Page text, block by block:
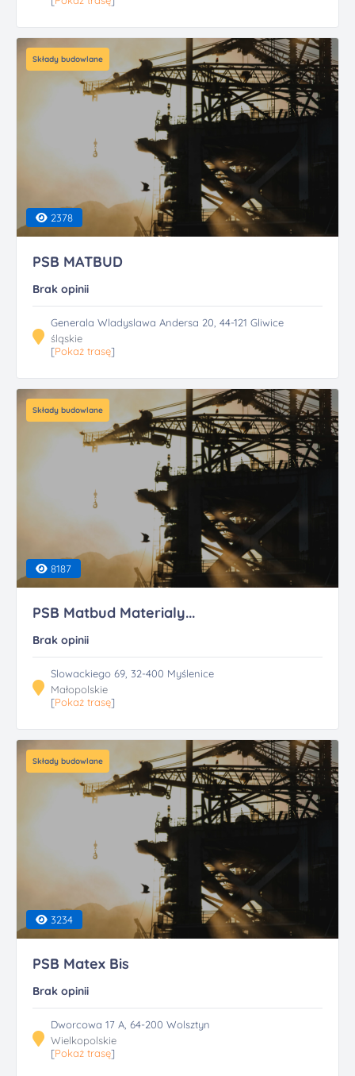
Składy budowlane
2378
PSB MATBUD
Brak opinii
Generala Wladyslawa Andersa 20, 44-121 Gliwice
śląskie
[Pokaż trasę]
Składy budowlane
8187
PSB Matbud Materialy...
Brak opinii
Slowackiego 69, 32-400 Myślenice
Małopolskie
[Pokaż trasę]
Składy budowlane
3234
PSB Matex Bis
Brak opinii
Dworcowa 17 A, 64-200 Wolsztyn
Wielkopolskie
[Pokaż trasę]